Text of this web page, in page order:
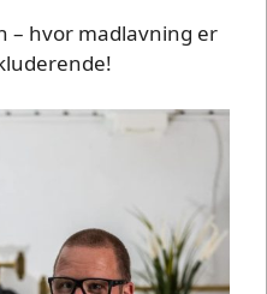
– hvor madlavning er